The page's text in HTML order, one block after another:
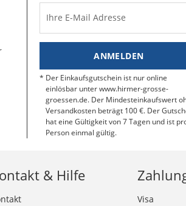
Ihre E-Mail Adresse
ANMELDEN
Der Einkaufsgutschein ist nur online
einlösbar unter www.hirmer-grosse-
groessen.de. Der Mindesteinkaufswert
Versandkosten beträgt 100 €. Der
hat eine Gültigkeit von 7 Tagen und ist
Person einmal gültig.
& Hilfe
Visa